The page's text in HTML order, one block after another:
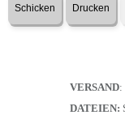
Schicken Drucken
VERSAND:
DATEIEN: